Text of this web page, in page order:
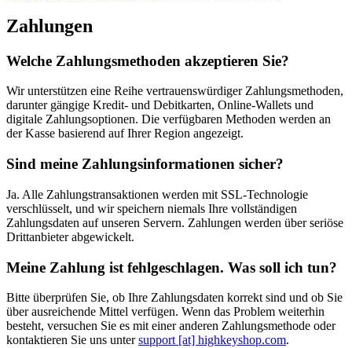
Zahlungen
Welche Zahlungsmethoden akzeptieren Sie?
Wir unterstützen eine Reihe vertrauenswürdiger Zahlungsmethoden,
darunter gängige Kredit- und Debitkarten, Online-Wallets und
digitale Zahlungsoptionen. Die verfügbaren Methoden werden an
der Kasse basierend auf Ihrer Region angezeigt.
Sind meine Zahlungsinformationen sicher?
Ja. Alle Zahlungstransaktionen werden mit SSL-Technologie
verschlüsselt, und wir speichern niemals Ihre vollständigen
Zahlungsdaten auf unseren Servern. Zahlungen werden über seriöse
Drittanbieter abgewickelt.
Meine Zahlung ist fehlgeschlagen. Was soll ich tun?
Bitte überprüfen Sie, ob Ihre Zahlungsdaten korrekt sind und ob Sie
über ausreichende Mittel verfügen. Wenn das Problem weiterhin
besteht, versuchen Sie es mit einer anderen Zahlungsmethode oder
kontaktieren Sie uns untersupport [at] highkeyshop.com.